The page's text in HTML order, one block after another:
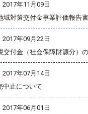
2017年11月09日
域対策交付金事業評価報告
2017年09月22日
交付金（社会保障財源分）
2017年07月14日
中止について
2017年06月01日